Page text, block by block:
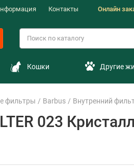
Контакты Онлайн
Кошки Другие
фильтры Barbus Внутренний
023